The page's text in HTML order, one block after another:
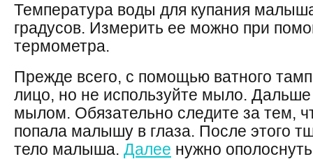
Температура воды для купания
градусов. Измерить ее можно при
термометра.
Прежде всего, с помощью ватного
лицо, но не используйте мыло.
мылом. Обязательно следите за тем,
попала малышу в глаза. После этого
тело малыша. Далее нужно